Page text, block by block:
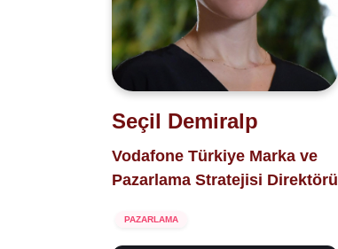
Seçil Demiralp
Vodafone Türkiye Marka ve
Pazarlama Stratejisi Direktörü
PAZARLAMA